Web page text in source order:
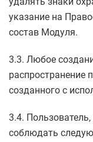
указание на
состав Модуля.
3.3. Любое
распространение
созданного с
3.4.
соблюдать